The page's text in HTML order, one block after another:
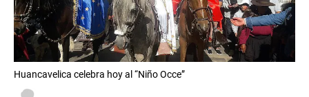
Huancavelica celebra hoy al “Niño Occe”